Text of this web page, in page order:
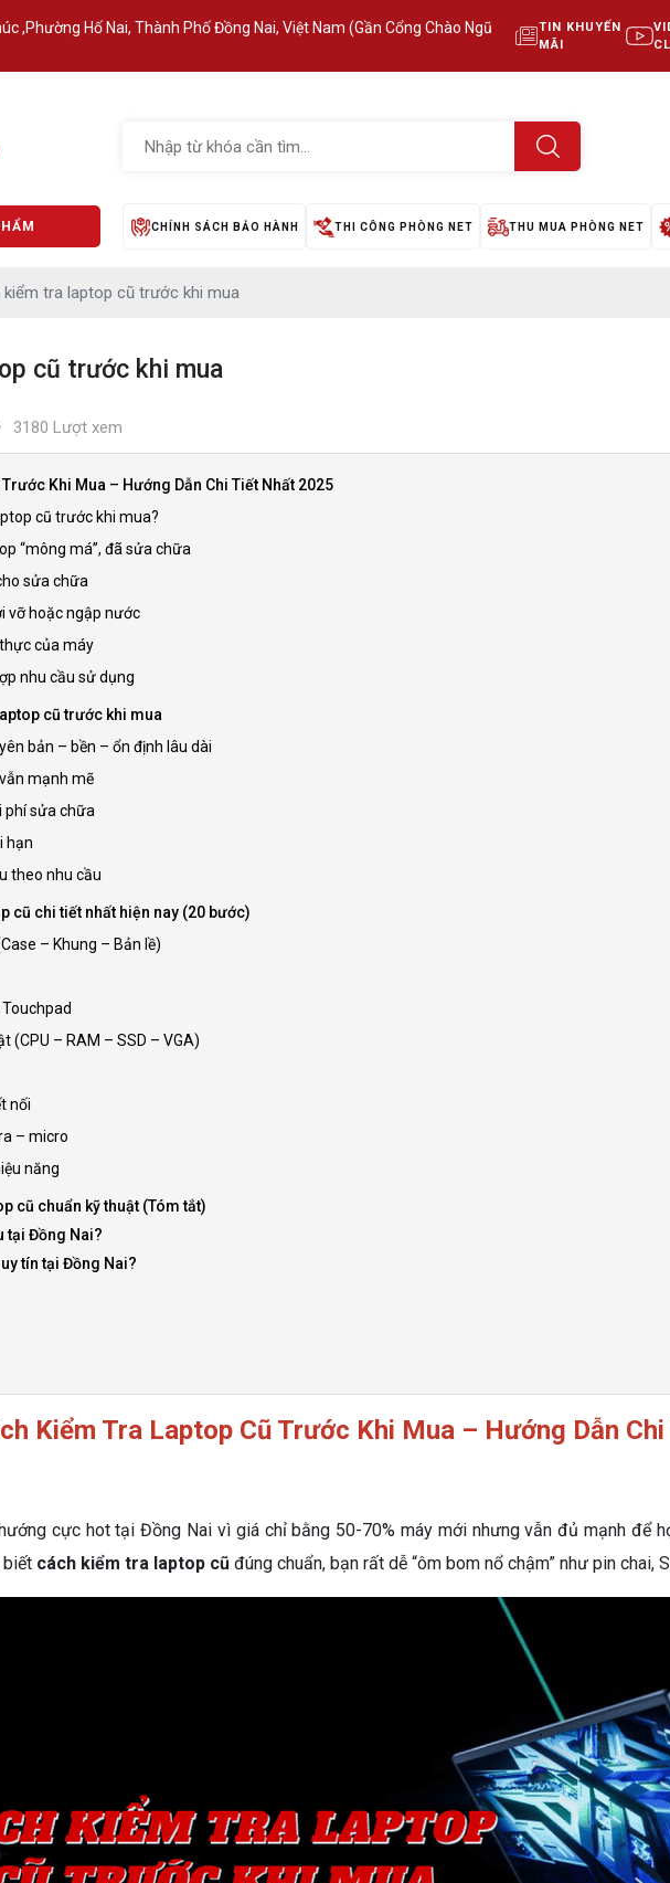
,Phường Hố Nai, Thành Phố Đồng Nai, Việt Nam (Gần Cổng Chào Ngũ
TIN KHUYẾN
MÃI
CHÍNH SÁCH BẢO HÀNH THI CÔNG PHÒNG NET THU MUA PHÒNG NET
kiểm tra laptop cũ trước khi mua
cũ trước khi mua
3180 Lượt xem
Khi Mua – Hướng Dẫn Chi Tiết Nhất 2025
cũ trước khi mua?
“mông má”, đã sửa chữa
sửa chữa
vỡ hoặc ngập nước
của máy
nhu cầu sử dụng
cũ trước khi mua
bản – bền – ổn định lâu dài
mạnh mẽ
phí sửa chữa
hạn
theo nhu cầu
cũ chi tiết nhất hiện nay (20 bước)
– Khung – Bản lề)
(CPU – RAM – SSD – VGA)
nối
– micro
năng
cũ chuẩn kỹ thuật (Tóm tắt)
tại Đồng Nai?
tín tại Đồng Nai?
Kiểm Tra Laptop Cũ Trước Khi Mua – Hướng Dẫn
cực hot tại Đồng Nai vì giá chỉ bằng 50-70% máy mới nhưng vẫn đủ mạnh để
biết cách kiểm tra laptop cũ đúng chuẩn, bạn rất dễ “ôm bom nổ chậm” như pin chai,